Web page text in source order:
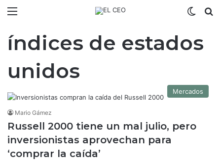
índices de estados
unidos
Mercados
Mario Gámez
Russell 2000 tiene un mal julio, pero
inversionistas aprovechan para
‘comprar la caída’